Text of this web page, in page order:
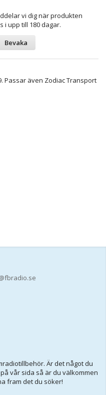
vi dig när produkten
i upp till 180 dagar.
Bevaka
Passar även Zodiac Transport
Är det något du
vår sida så är du välkommen
fram det du söker!